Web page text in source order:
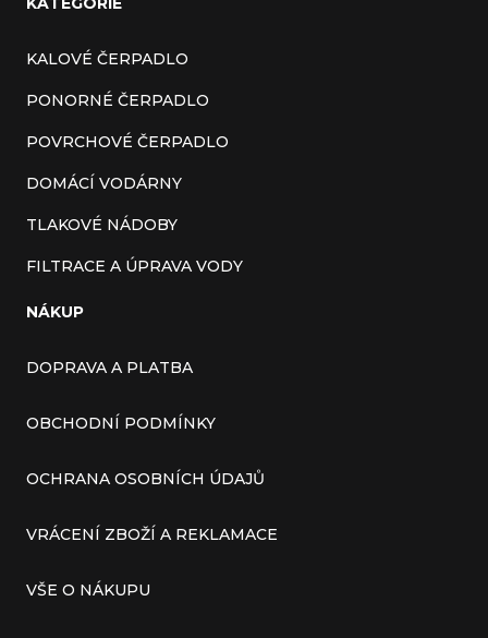
KALOVÉ ČERPADLO
PONORNÉ ČERPADLO
POVRCHOVÉ ČERPADLO
DOMÁCÍ VODÁRNY
TLAKOVÉ NÁDOBY
FILTRACE A ÚPRAVA VODY
NÁKUP
DOPRAVA A PLATBA
OBCHODNÍ PODMÍNKY
OCHRANA OSOBNÍCH ÚDAJŮ
VRÁCENÍ ZBOŽÍ A REKLAMACE
VŠE O NÁKUPU